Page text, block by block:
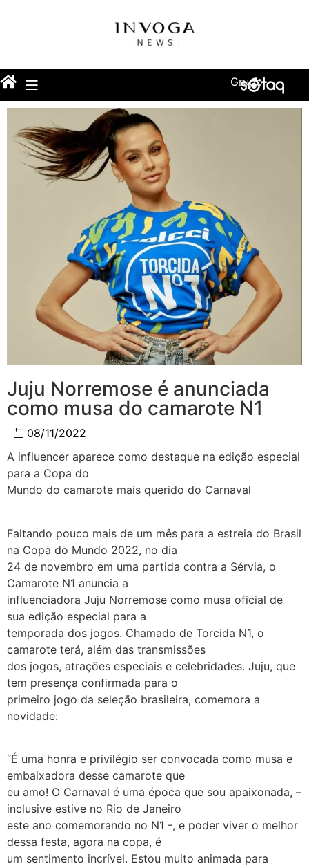
Grupo
Juju Norremose é anunciada
como musa do camarote N1
08/11/2022
A influencer aparece como destaque na edição especial
para a Copa do
Mundo do camarote mais querido do Carnaval
Faltando pouco mais de um mês para a estreia do Brasil
na Copa do Mundo 2022, no dia
24 de novembro em uma partida contra a Sérvia, o
Camarote N1 anuncia a
influenciadora Juju Norremose como musa oficial de
sua edição especial para a
temporada dos jogos. Chamado de Torcida N1, o
camarote terá, além das transmissões
dos jogos, atrações especiais e celebridades. Juju, que
tem presença confirmada para o
primeiro jogo da seleção brasileira, comemora a
novidade:
“É uma honra e privilégio ser convocada como musa e
embaixadora desse camarote que
eu amo! O Carnaval é uma época que sou apaixonada, –
inclusive estive no Rio de Janeiro
este ano comemorando no N1 -, e poder viver o melhor
dessa festa, agora na copa, é
um sentimento incrível. Estou muito animada para